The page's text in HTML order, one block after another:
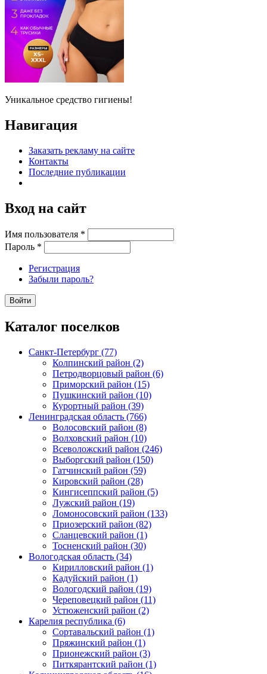
Уникальное средство гигиены!
Навигация
Заказать рекламу на сайте
Контакты
Последние публикации
Вход на сайт
Имя пользователя *
Пароль *
Регистрация
Забыли пароль?
Каталог поселков
Санкт-Петербург (77)
Колпинский район (2)
Петродворцовый район (6)
Приморский район (15)
Пушкинский район (10)
Курортный район (39)
Ленинградская область (766)
Волосовский район (8)
Волховский район (10)
Всеволожский район (246)
Выборгский район (150)
Гатчинский район (59)
Кировский район (28)
Кингисеппский район (5)
Лужский район (19)
Ломоносовский район (133)
Приозерский район (82)
Сланцевский район (1)
Тосненский район (30)
Вологодская область (34)
Кирилловский район (1)
Кадуйский район (1)
Вологодский район (19)
Череповецкий район (11)
Устюженский район (2)
Карелия республика (6)
Сортавальский район (1)
Пряжинский район (1)
Прионежский район (3)
Питкярантский район (1)